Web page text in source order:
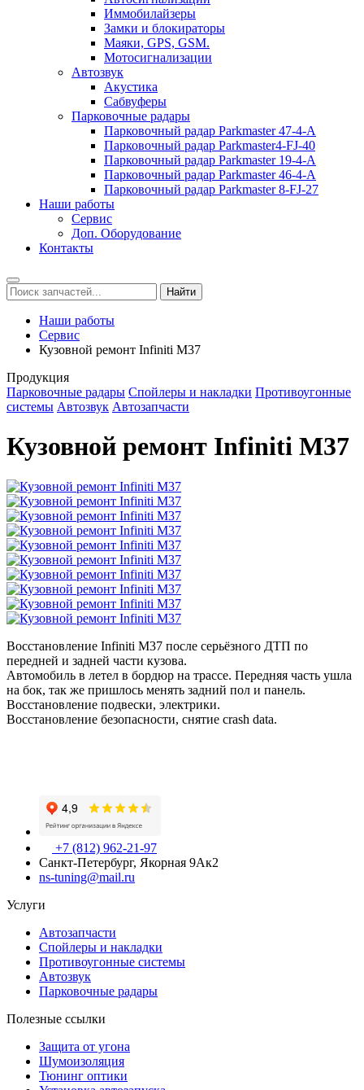
Иммобилайзеры
Замки и блокираторы
Маяки, GPS, GSM.
Мотосигнализации
Автозвук
Акустика
Сабвуферы
Парковочные радары
Парковочный радар Parkmaster 47-4-А
Парковочный радар Parkmaster4-FJ-40
Парковочный радар Parkmaster 19-4-А
Парковочный радар Parkmaster 46-4-A
Парковочный радар Parkmaster 8-FJ-27
Наши работы
Сервис
Доп. Оборудование
Контакты
Наши работы
Сервис
Кузовной ремонт Infiniti M37
Продукция
Парковочные радары Спойлеры и накладки Противоугонные
системы Автозвук Автозапчасти
Кузовной ремонт Infiniti M37
Восстановление Infiniti M37 после серьёзного ДТП по
передней и задней части кузова.
Автомобиль в летел в бордюр на трассе. Передняя часть ушла
на бок, так же пришлось менять задний пол и панель.
Восстановление подвески, электрики.
Восстановление безопасности, снятие crash data.
+7 (812) 962-21-97
Санкт-Петербург, Якорная 9Ак2
ns-tuning@mail.ru
Услуги
Автозапчасти
Спойлеры и накладки
Противоугонные системы
Автозвук
Парковочные радары
Полезные ссылки
Защита от угона
Шумоизоляция
Тюнинг оптики